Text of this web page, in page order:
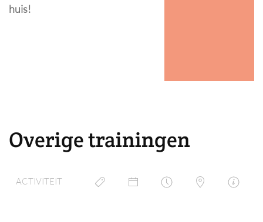
huis!
Overige trainingen
ACTIVITEIT